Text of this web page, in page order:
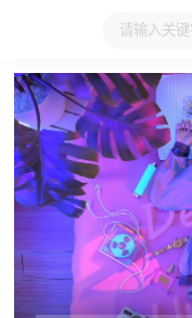
大家在看 日本动漫